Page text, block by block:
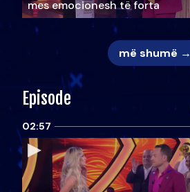
mes emocionesh të forta
më shumë →
Episode
02:57